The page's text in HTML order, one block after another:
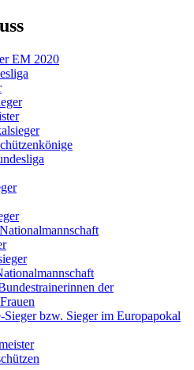
EM 2020
der
bzw. Sieger im Europapokal